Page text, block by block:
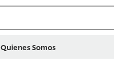
Quienes Somos